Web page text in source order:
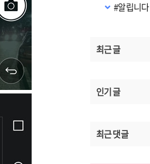
#알립니다
최근 글
인기 글
최근 댓글